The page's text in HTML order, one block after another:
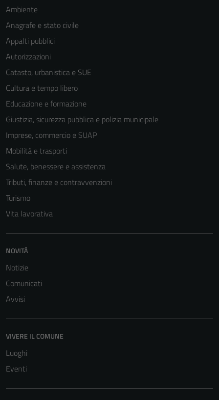
Ambiente
Anagrafe e stato civile
Appalti pubblici
Autorizzazioni
Catasto, urbanistica e SUE
Cultura e tempo libero
Educazione e formazione
Giustizia, sicurezza pubblica e polizia municipale
Imprese, commercio e SUAP
Mobilità e trasporti
Salute, benessere e assistenza
Tributi, finanze e contravvenzioni
Turismo
Vita lavorativa
NOVITÀ
Notizie
Comunicati
Avvisi
VIVERE IL COMUNE
Luoghi
Eventi
Questi cookie
essere